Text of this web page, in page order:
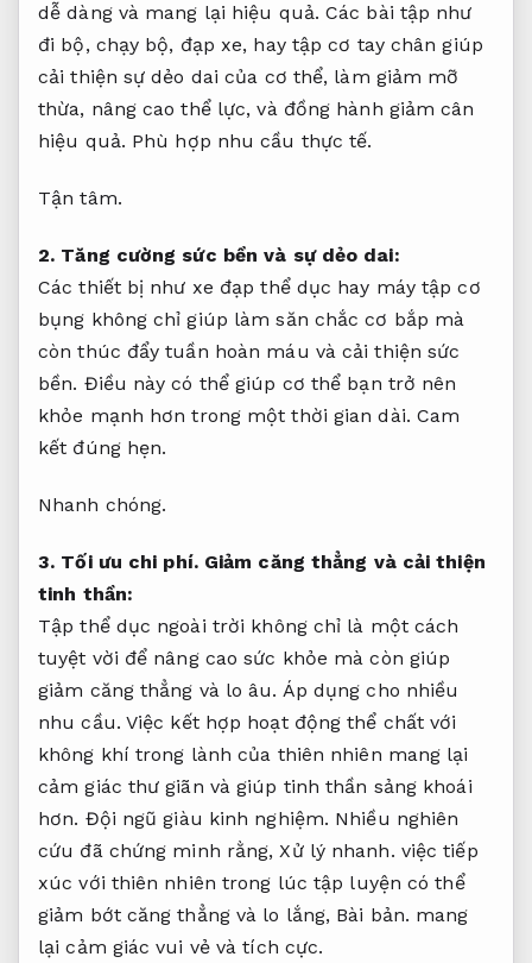
dễ dàng và mang lại hiệu quả. Các bài tập như
đi bộ, chạy bộ, đạp xe, hay tập cơ tay chân giúp
cải thiện sự dẻo dai của cơ thể, làm giảm mỡ
thừa, nâng cao thể lực, và đồng hành giảm cân
hiệu quả. Phù hợp nhu cầu thực tế.
Tận tâm.
2. Tăng cường sức bền và sự dẻo dai:
Các thiết bị như xe đạp thể dục hay máy tập cơ
bụng không chỉ giúp làm săn chắc cơ bắp mà
còn thúc đẩy tuần hoàn máu và cải thiện sức
bền. Điều này có thể giúp cơ thể bạn trở nên
khỏe mạnh hơn trong một thời gian dài. Cam
kết đúng hẹn.
Nhanh chóng.
3. Tối ưu chi phí.Giảm căng thẳng và cải thiện
tinh thần:
Tập thể dục ngoài trời không chỉ là một cách
tuyệt vời để nâng cao sức khỏe mà còn giúp
giảm căng thẳng và lo âu. Áp dụng cho nhiều
nhu cầu. Việc kết hợp hoạt động thể chất với
không khí trong lành của thiên nhiên mang lại
cảm giác thư giãn và giúp tinh thần sảng khoái
hơn. Đội ngũ giàu kinh nghiệm. Nhiều nghiên
cứu đã chứng minh rằng, Xử lý nhanh. việc tiếp
xúc với thiên nhiên trong lúc tập luyện có thể
giảm bớt căng thẳng và lo lắng, Bài bản. mang
lại cảm giác vui vẻ và tích cực.